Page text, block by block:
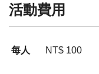
活動費用
每人 NT$ 100